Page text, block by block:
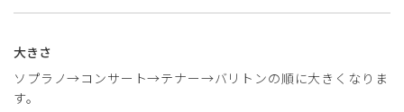
大きさ
ソプラノ→コンサート→テナー→バリトンの順に大きくなりま
す。